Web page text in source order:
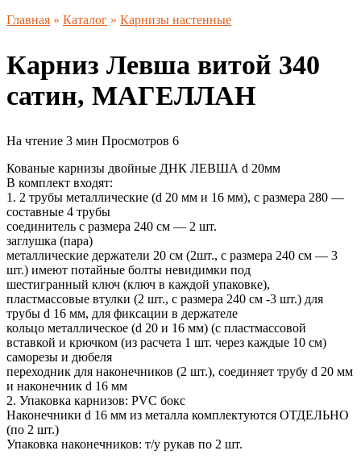
Главная » Каталог » Карнизы настенные
Карниз Левша витой 340
сатин, МАГЕЛЛАН
На чтение 3 мин Просмотров 6
Кованые карнизы двойные ДНК ЛЕВША d 20мм
В комплект входят:
1. 2 трубы металлические (d 20 мм и 16 мм), с размера 280 —
составные 4 трубы
соединитель с размера 240 см — 2 шт.
заглушка (пара)
металлические держатели 20 см (2шт., с размера 240 см — 3
шт.) имеют потайные болты невидимки под
шестигранный ключ (ключ в каждой упаковке),
пластмассовые втулки (2 шт., с размера 240 см -3 шт.) для
трубы d 16 мм, для фиксации в держателе
кольцо металлическое (d 20 и 16 мм) (с пластмассовой
вставкой и крючком (из расчета 1 шт. через каждые 10 см)
саморезы и дюбеля
переходник для наконечников (2 шт.), соединяет трубу d 20 мм
и наконечник d 16 мм
2. Упаковка карнизов: PVC бокс
Наконечники d 16 мм из металла комплектуются ОТДЕЛЬНО
(по 2 шт.)
Упаковка наконечников: т/у рукав по 2 шт.